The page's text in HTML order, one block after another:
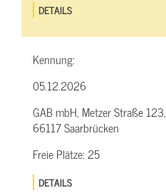
DETAILS
Kennung:
05.12.2026
GAB mbH, Metzer Straße 123,
66117 Saarbrücken
Freie Plätze:25
DETAILS